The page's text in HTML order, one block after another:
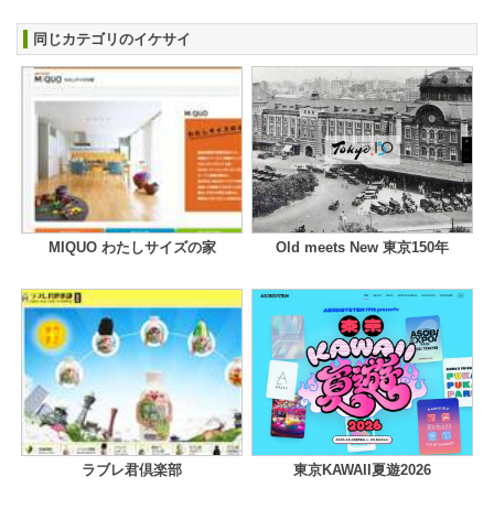
同じカテゴリのイケサイ
MIQUO わたしサイズの家 Old meets New 東京150年
ラブレ君倶楽部 東京KAWAII夏遊2026